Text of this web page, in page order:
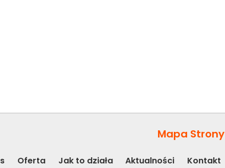
Mapa Strony
Oferta Jak to działa Aktualności Kontakt